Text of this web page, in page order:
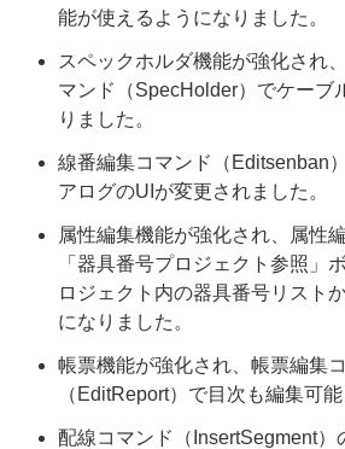
能が使えるようになりました。
スペックホルダ機能が強化され
マンド（SpecHolder）でケーブ
りました。
線番編集コマンド（Editsenban
アログのUIが変更されました。
属性編集機能が強化され、属性
「器具番号プロジェクト参照」
ロジェクト内の器具番号リスト
になりました。
帳票機能が強化され、帳票編集
（EditReport）で目次も編集可能
配線コマンド（InsertSegment）